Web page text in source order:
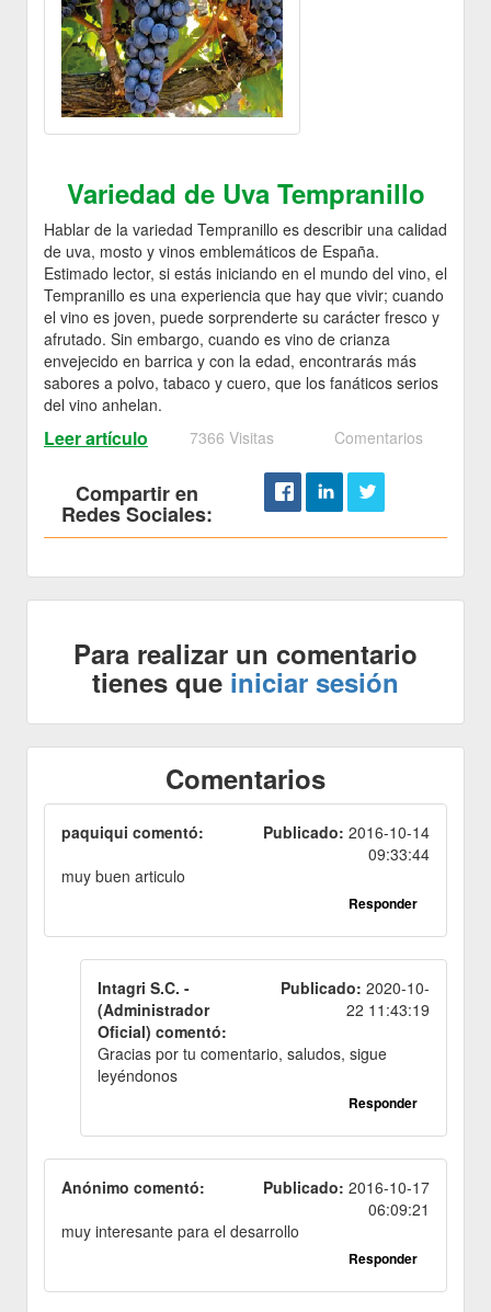
Variedad de Uva Tempranillo
Hablar de la variedad Tempranillo es describir una calidad
de uva, mosto y vinos emblemáticos de España.
Estimado lector, si estás iniciando en el mundo del vino, el
Tempranillo es una experiencia que hay que vivir; cuando
el vino es joven, puede sorprenderte su carácter fresco y
afrutado. Sin embargo, cuando es vino de crianza
envejecido en barrica y con la edad, encontrarás más
sabores a polvo, tabaco y cuero, que los fanáticos serios
del vino anhelan.
Leer artículo 7366 Visitas Comentarios
Compartir en
Redes Sociales:
Para realizar un comentario
tienes que iniciar sesión
Comentarios
paquiqui comentó: Publicado: 2016-10-14
09:33:44
muy buen articulo
Responder
Intagri S.C. -
(Administrador
Oficial) comentó:
Publicado: 2020-10-
22 11:43:19
Gracias por tu comentario, saludos, sigue
leyéndonos
Responder
Anónimo comentó: Publicado: 2016-10-17
06:09:21
muy interesante para el desarrollo
Responder